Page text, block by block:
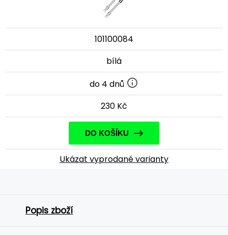
101100084
bílá
do 4 dnů
230 Kč
DO KOŠÍKU
Ukázat vyprodané varianty
Popis zboží